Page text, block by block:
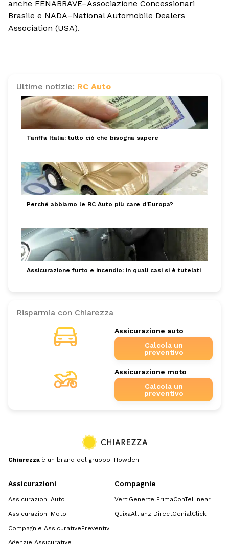
anche FENABRAVE–Associazione Concessionari
Brasile e NADA–National Automobile Dealers
Association (USA).
Ultime notizie: RC Auto
Tariffa Italia: tutto ciò che bisogna sapere
Perché abbiamo le RC Auto più care d’Europa?
Assicurazione furto e incendio: in quali casi si è tutelati
Risparmia con Chiarezza
Assicurazione auto
Calcola un
preventivo
Assicurazione moto
Calcola un
preventivo
Chiarezza è un brand del gruppo Howden
Assicurazioni
Assicurazioni Auto
Assicurazioni Moto
Compagnie AssicurativePreventivi
Agenzie Assicurative
Compagnie
VertiGenertelPrimaConTeLinear
QuixaAllianz DirectGenialClick